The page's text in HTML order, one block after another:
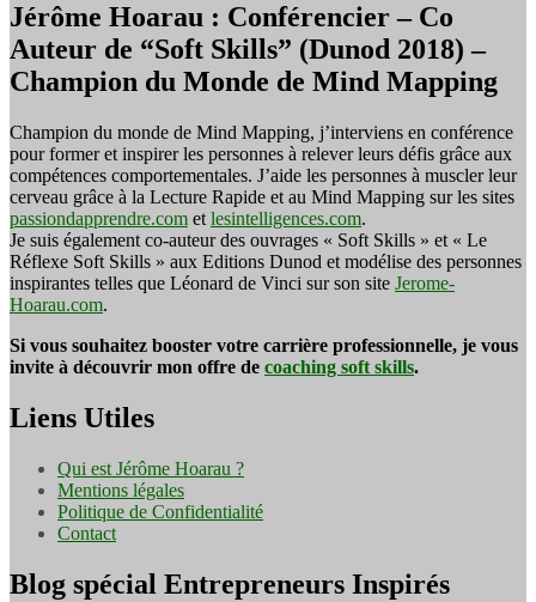
Jérôme Hoarau : Conférencier – Co
Auteur de “Soft Skills” (Dunod 2018) –
Champion du Monde de Mind Mapping
Champion du monde de Mind Mapping, j’interviens en conférence
pour former et inspirer les personnes à relever leurs défis grâce aux
compétences comportementales. J’aide les personnes à muscler leur
cerveau grâce à la Lecture Rapide et au Mind Mapping sur les sites
passiondapprendre.com et lesintelligences.com.
Je suis également co-auteur des ouvrages « Soft Skills » et « Le
Réflexe Soft Skills » aux Editions Dunod et modélise des personnes
inspirantes telles que Léonard de Vinci sur son site Jerome-
Hoarau.com.
Si vous souhaitez booster votre carrière professionnelle, je vous
invite à découvrir mon offre de coaching soft skills.
Liens Utiles
Qui est Jérôme Hoarau ?
Mentions légales
Politique de Confidentialité
Contact
Blog spécial Entrepreneurs Inspirés